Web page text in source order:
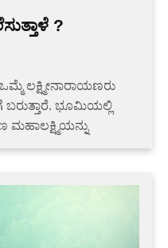
?
ಲಕ್ಷ್ಮೀನಾರಾಯಣರು
ಭೂಮಿಯಲ್ಲಿ
ಮಹಾಲಕ್ಷ್ಮಿಯನ್ನು